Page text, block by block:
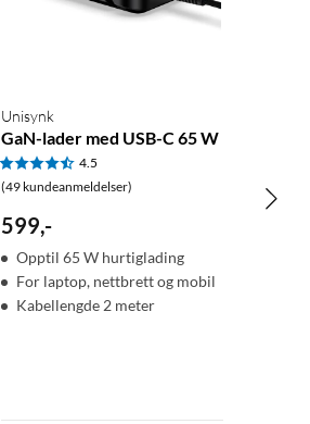
Unisynk
GaN-lader med USB-C 65 W
4.5
(49 kundeanmeldelser)
599,-
Opptil 65 W hurtiglading
For laptop, nettbrett og mobil
Kabellengde 2 meter